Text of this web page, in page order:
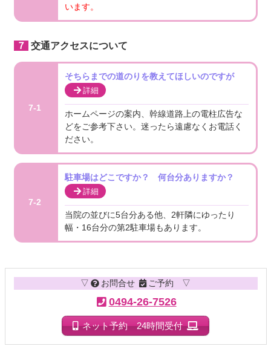
います。
７交通アクセスについて
7-1
そちらまでの道のりを教えてほしいのですが
詳細
ホームページの案内、幹線道路上の電柱広告な
どをご参考下さい。迷ったら遠慮なくお電話く
ださい。
7-2
駐車場はどこですか？ 何台分ありますか？
詳細
当院の並びに5台分ある他、2軒隣にゆったり
幅・16台分の第2駐車場もあります。
▽ お問合せ ご予約 ▽
0494-26-7526
ネット予約 24時間受付